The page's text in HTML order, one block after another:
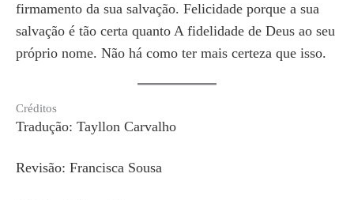
firmamento da sua salvação. Felicidade porque a sua
salvação é tão certa quanto A fidelidade de Deus ao seu
próprio nome. Não há como ter mais certeza que isso.
Créditos
Tradução: Tayllon Carvalho
Revisão: Francisca Sousa